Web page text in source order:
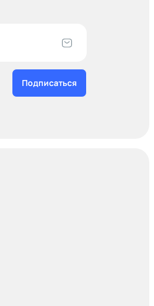
Подписаться